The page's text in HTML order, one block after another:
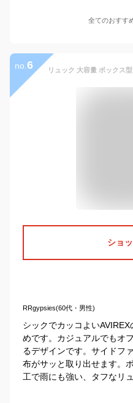
全てのおすす
no. 6
ショ
RRgypsies(60代・男性)
シックでカッコよい
めです。カジュアルでもオ
るデザインです。サイドフ
布がサッと取り出せます。
工で雨にも強い、タフなリ